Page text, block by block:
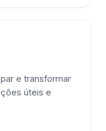
e transformar
úteis e